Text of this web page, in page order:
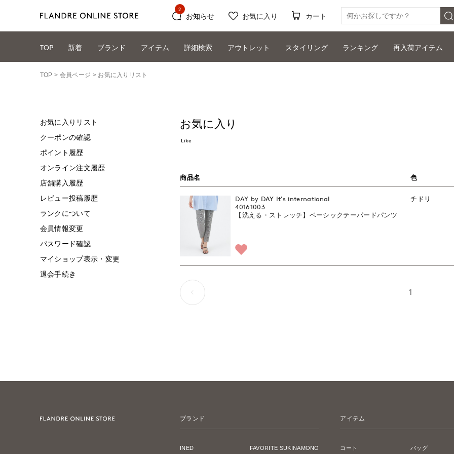
お知らせ
2
お気に入り カート
TOP 新着 ブランド アイテム 詳細検索 アウトレット スタイリング ランキング 再入荷アイテム
TOP 会員ページ お気に入りリスト
お気に入り
Like
商品名 色
DAY by DAY It's international
40161003
【洗える・ストレッチ】ベーシックテーパードパンツ
チドリ
1
お気に入りリスト
クーポンの確認
ポイント履歴
オンライン注文履歴
店舗購入履歴
レビュー投稿履歴
ランクについて
会員情報変更
パスワード確認
マイショップ表示・変更
退会手続き
ブランド
INED FAVORITE SUKINAMONO
アイテム
コート バッグ